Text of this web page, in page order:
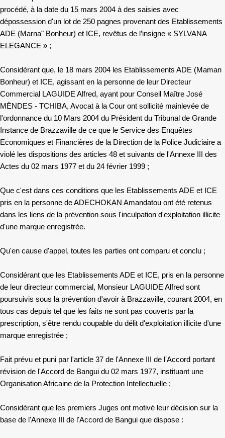
procédé, à la date du 15 mars 2004 à des saisies avec
dépossession d'un lot de 250 pagnes provenant des Etablissements
ADE (Marna" Bonheur) et ICE, revêtus de l’insigne « SYLVANA
ELEGANCE » ;
Considérant que, le 18 mars 2004 les Etablissements ADE (Maman
Bonheur) et ICE, agissant en la personne de leur Directeur
Commercial LAGUIDE Alfred, ayant pour Conseil Maître José
MËNDES - TCHIBA, Avocat à la Cour ont sollicité mainlevée de
l'ordonnance du 10 Mars 2004 du Président du Tribunal de Grande
Instance de Brazzaville de ce que le Service des Enquêtes
Economiques et Financières de la Direction de la Police Judiciaire a
violé les dispositions des articles 48 et suivants de l'Annexe III des
Actes du 02 mars 1977 et du 24 février 1999 ;
Que c'est dans ces conditions que les Etablissements ADE et ICE
pris en la personne de ADECHOKAN Amandatou ont été retenus
dans les liens de la prévention sous l'inculpation d'exploitation illicite
d'une marque enregistrée.
Qu'en cause d'appel, toutes les parties ont comparu et conclu ;
Considérant que les Etablissements ADE et ICE, pris en la personne
de leur directeur commercial, Monsieur LAGUIDE Alfred sont
poursuivis sous la prévention d'avoir à Brazzaville, courant 2004, en
tous cas depuis tel que les faits ne sont pas couverts par la
prescription, s'être rendu coupable du délit d'exploitation illicite d'une
marque enregistrée ;
Fait prévu et puni par l'article 37 de l'Annexe III de l'Accord portant
révision de l'Accord de Bangui du 02 mars 1977, instituant une
Organisation Africaine de la Protection Intellectuelle ;
Considérant que les premiers Juges ont motivé leur décision sur la
base de l'Annexe III de l'Accord de Bangui que dispose :